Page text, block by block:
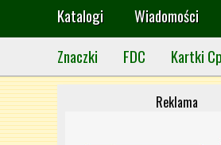
Katalogi Wiadomości
Znaczki
FDC Kartki Cp
Reklama